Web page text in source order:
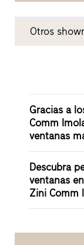
Otros
Gracias a
Comm
ventanas
Descubra
ventanas
Zini Comm